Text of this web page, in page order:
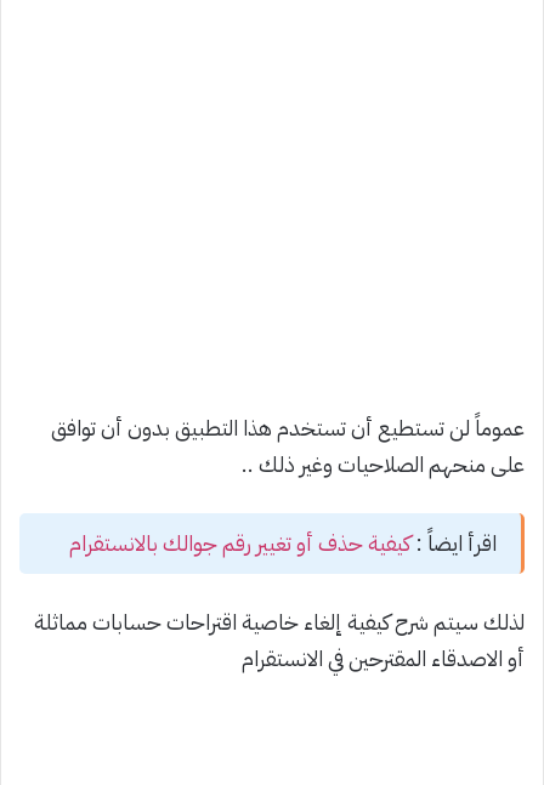
عموماً لن تستطيع أن تستخدم هذا التطبيق بدون أن توافق
على منحهم الصلاحيات وغير ذلك ..
اقرأ ايضاً :كيفية حذف أو تغيير رقم جوالك بالانستقرام
لذلك سيتم شرح كيفية إلغاء خاصية اقتراحات حسابات مماثلة
أو الاصدقاء المقترحين في الانستقرام